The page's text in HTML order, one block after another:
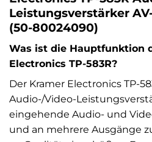
Leistungsverstärker
(50-80024090)
Was ist die Hauptfunktion
Electronics TP-583R?
Der Kramer Electronics TP-
Audio-/Video-
eingehende Audio- und
und an mehrere Ausgänge